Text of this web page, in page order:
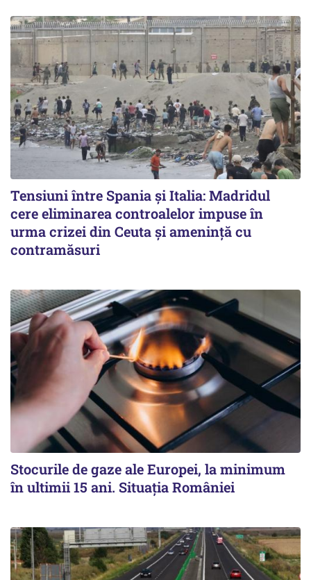
Tensiuni între Spania și Italia: Madridul
cere eliminarea controalelor impuse în
urma crizei din Ceuta și amenință cu
contramăsuri
Stocurile de gaze ale Europei, la minimum
în ultimii 15 ani. Situația României